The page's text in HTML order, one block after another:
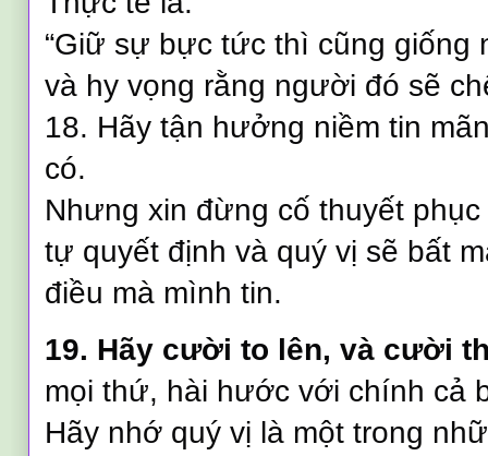
“Giữ sự bực tức thì cũng giống
và hy vọng rằng người đó sẽ
18. Hãy tận hưởng niềm tin
có.
Nhưng xin đừng cố thuyết
tự quyết định và quý vị sẽ bất
điều mà mình tin.
19. Hãy cười to lên, và cười
mọi thứ, hài hước với chính cả
Hãy nhớ quý vị là một trong